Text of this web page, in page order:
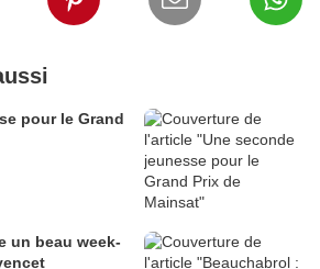
pour le Grand
un beau week-